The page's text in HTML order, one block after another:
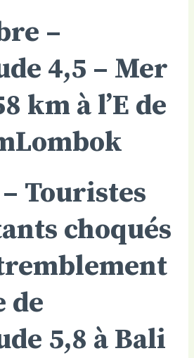
–
4,5 – Mer
km à l’E de
Lombok
Touristes
choqués
de
5,8 à Bali